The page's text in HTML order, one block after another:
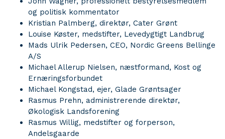
og politisk kommentator
Kristian Palmberg, direktør, Cater Grønt
Louise Køster, medstifter, Levedygtigt Landbrug
Mads Ulrik Pedersen, CEO, Nordic Greens Bellinge
A/S
Michael Allerup Nielsen, næstformand, Kost og
Ernæringsforbundet
Michael Kongstad, ejer, Glade Grøntsager
Rasmus Prehn, administrerende direktør,
Økologisk Landsforening
Rasmus Willig, medstifter og forperson,
Andelsgaarde